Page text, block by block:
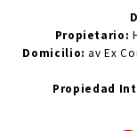
Propietario:
Domicilio: av Ex
Propiedad